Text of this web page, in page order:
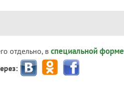
отдельно, в специальной форме